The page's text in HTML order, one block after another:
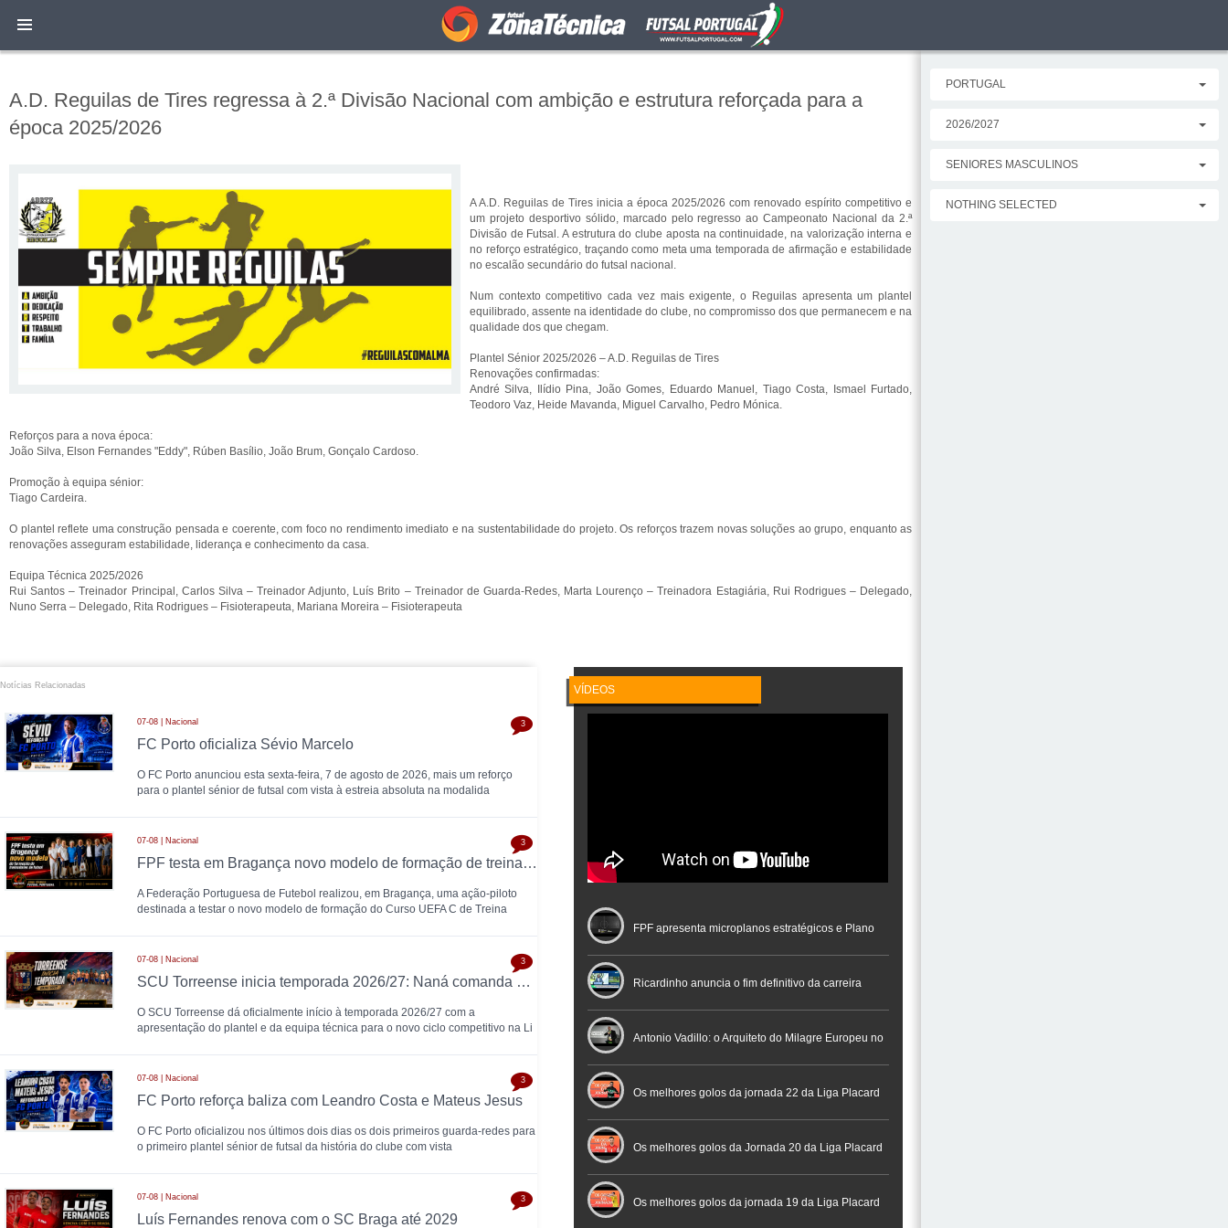
A.D. Reguilas de Tires regressa à 2.ª Divisão Nacional com ambição e estrutura reforçada para a
época 2025/2026
A A.D. Reguilas de Tires inicia a época 2025/2026 com renovado espírito competitivo e
um projeto desportivo sólido, marcado pelo regresso ao Campeonato Nacional da 2.ª
Divisão de Futsal. A estrutura do clube aposta na continuidade, na valorização interna e
no reforço estratégico, traçando como meta uma temporada de afirmação e estabilidade
no escalão secundário do futsal nacional.
Num contexto competitivo cada vez mais exigente, o Reguilas apresenta um plantel
equilibrado, assente na identidade do clube, no compromisso dos que permanecem e na
qualidade dos que chegam.
Plantel Sénior 2025/2026 – A.D. Reguilas de Tires
Renovações confirmadas:
André Silva, Ilídio Pina, João Gomes, Eduardo Manuel, Tiago Costa, Ismael Furtado,
Teodoro Vaz, Heide Mavanda, Miguel Carvalho, Pedro Mónica.
Reforços para a nova época:
João Silva, Elson Fernandes "Eddy", Rúben Basílio, João Brum, Gonçalo Cardoso.
Promoção à equipa sénior:
Tiago Cardeira.
O plantel reflete uma construção pensada e coerente, com foco no rendimento imediato e na sustentabilidade do projeto. Os reforços trazem novas soluções ao grupo, enquanto as
renovações asseguram estabilidade, liderança e conhecimento da casa.
Equipa Técnica 2025/2026
Rui Santos – Treinador Principal, Carlos Silva – Treinador Adjunto, Luís Brito – Treinador de Guarda-Redes, Marta Lourenço – Treinadora Estagiária, Rui Rodrigues – Delegado,
Nuno Serra – Delegado, Rita Rodrigues – Fisioterapeuta, Mariana Moreira – Fisioterapeuta
Notícias Relacionadas
07-08 | Nacional
FC Porto oficializa Sévio Marcelo
O FC Porto anunciou esta sexta-feira, 7 de agosto de 2026, mais um reforço
para o plantel sénior de futsal com vista à estreia absoluta na modalida
3
07-08 | Nacional
FPF testa em Bragança novo modelo de formação de treinadores de futsal
A Federação Portuguesa de Futebol realizou, em Bragança, uma ação-piloto
destinada a testar o novo modelo de formação do Curso UEFA C de Treina
3
07-08 | Nacional
SCU Torreense inicia temporada 2026/27: Naná comanda plantel jovem
O SCU Torreense dá oficialmente início à temporada 2026/27 com a
apresentação do plantel e da equipa técnica para o novo ciclo competitivo na Li
3
07-08 | Nacional
FC Porto reforça baliza com Leandro Costa e Mateus Jesus
O FC Porto oficializou nos últimos dois dias os dois primeiros guarda-redes para
o primeiro plantel sénior de futsal da história do clube com vista
3
07-08 | Nacional
Luís Fernandes renova com o SC Braga até 2029
3
VÍDEOS
FPF apresenta microplanos estratégicos e Plano
Nacional de Arbitragem
Ricardinho anuncia o fim definitivo da carreira
profissional em conferência histórica na Cidade do
Futebol
Antonio Vadillo: o Arquiteto do Milagre Europeu no
Futsal | Documentário
Os melhores golos da jornada 22 da Liga Placard
Os melhores golos da Jornada 20 da Liga Placard
Futsal
Os melhores golos da jornada 19 da Liga Placard
PORTUGAL
2026/2027
SENIORES MASCULINOS
NOTHING SELECTED